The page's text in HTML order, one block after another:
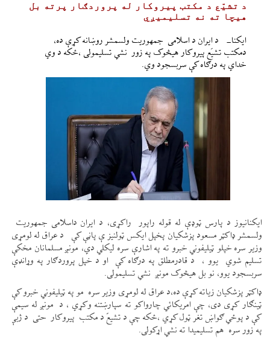
د تشیّع د مکتب پيروکار له پروردګار پرته بل
هیچا ته نه تسلیمیږي
ایکنا- د ایران د اسلامی جمهوریت ولسمشر روښانه کړې ده،
دمکتب تشیَع پيروکار هیڅوک په زور نشي تسلیمولی ،ځکه د وي
خداي په درګاه کې سربسجود وي.
ایکنانیوز د پارس ټوډې له قوله راپور راکړی، د ایران داسلامی جمهوریت
ولسمشر ډاکټر مسعود پزشکیان پخپل ایکس ټولنیز ې پاڼې کې د عراق له لومړی
وزیر سره خپلو ټيلیفوني خبرو ته په اشارې سره لیکلي دي، مونږ مسلمانان مخکې
تسلیم شوي یوو ، د قادرمطلق په درګاه کې او د خپل پروردګار په وړانډې
سربسجود یوو، نو بل هیڅوک مونږ نشي تسلیمولی.
ډاکټر پزشکیان زیاته کړې ده،د عراق له لومړی وزیر سره مو په ټيلیفوني خبرو کې
ټينګار کړی دی، چې امریکائي چارواکو ته سپارښتنه وکړي ، د مونږ له سیمې
کې د پوځي ګواښ تغر ټول کړي ،ځکه چې د تشیعّ د مکتب پیروکار حتی د ژبې
په زور سره هم تسلیمیدا ته نشي اړکولی.